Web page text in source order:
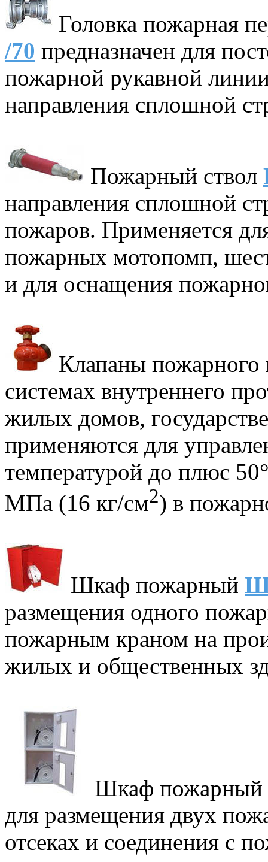
Головка пожарная
/70 предназначен для
пожарной рукавной
направления сплошной
Пожарный ствол
направления сплошной
пожаров. Применяется
пожарных мотопомп,
и для оснащения
Клапаны пожарного
системах внутреннего
жилых домов,
применяются для
температурой до плюс
МПа (16 кг/см2) в
Шкаф пожарный
размещения одного
пожарным краном на
жилых и общественных
Шкаф пожарный
для размещения двух
отсеках и соединения с